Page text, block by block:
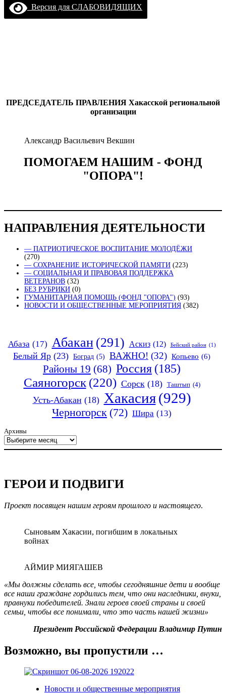
Версия для СЛАБОВИДЯЩИХ
ПРЕДСЕДАТЕЛЬ ПРАВЛЕНИЯ Хакасской региональной
организации
Александр Васильевич Векшин
ПОМОГАЕМ НАШИМ - ФОНД
"ОПОРА"!
НАПРАВЛЕНИЯ ДЕЯТЕЛЬНОСТИ
— ПАТРИОТИЧЕСКОЕ ВОСПИТАНИЕ МОЛОДЁЖИ
(270)
— СОХРАНЕНИЕ ИСТОРИЧЕСКОЙ ПАМЯТИ (223)
— СОЦИАЛЬНАЯ И ПРАВОВАЯ ПОДДЕРЖКА
ВЕТЕРАНОВ (32)
БЕЗ РУБРИКИ (0)
ГУМАНИТАРНАЯ ПОМОЩЬ (ФОНД "ОПОРА") (93)
НОВОСТИ И ОБЩЕСТВЕННЫЕ МЕРОПРИЯТИЯ (382)
Абаза (17) Абакан (291) Аскиз (12) Бейский район (1)
Белый Яр (23) Боград (5) ВАЖНО! (32) Копьево (6)
Районы 19 (68) Россия (185)
Саяногорск (220) Сорск (18) Таштып (4)
Усть-Абакан (18) Хакасия (929)
Черногорск (72) Шира (13)
Архивы
ГЕРОИ И ПОДВИГИ
Проект посвящен нашим героям прошлого и настоящего.
Сыновьям Хакасии, погибшим в локальных
войнах
АЙМИР МИЯГАШЕВ
«Мы должны сделать все, чтобы сегодняшние дети и вообще
все наши граждане гордились тем, что они наследники, внуки,
правнуки победителей. Знали героев своей страны и своей
семьи, чтобы все понимали, что это часть нашей жизни»
Президент Российской Федерации Владимир Путин
Возможно, вы пропустили …
Новости и общественные мероприятия